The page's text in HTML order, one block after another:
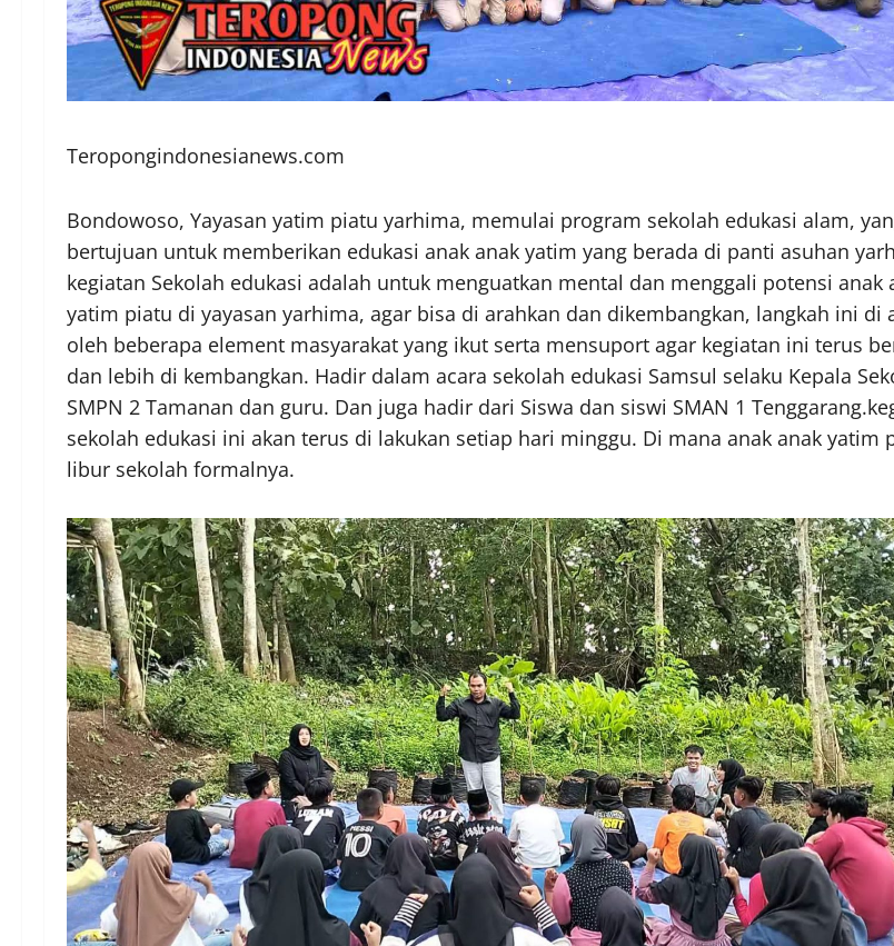
Teropongindonesianews.com
Bondowoso, Yayasan yatim piatu yarhima, memulai program sekolah edukasi alam,
bertujuan untuk memberikan edukasi anak anak yatim yang berada di panti asuhan
kegiatan Sekolah edukasi adalah untuk menguatkan mental dan menggali potensi anak
yatim piatu di yayasan yarhima, agar bisa di arahkan dan dikembangkan, langkah ini di
oleh beberapa element masyarakat yang ikut serta mensuport agar kegiatan ini terus
dan lebih di kembangkan. Hadir dalam acara sekolah edukasi Samsul selaku Kepala
SMPN 2 Tamanan dan guru. Dan juga hadir dari Siswa dan siswi SMAN 1
sekolah edukasi ini akan terus di lakukan setiap hari minggu. Di mana anak anak yatim
libur sekolah formalnya.